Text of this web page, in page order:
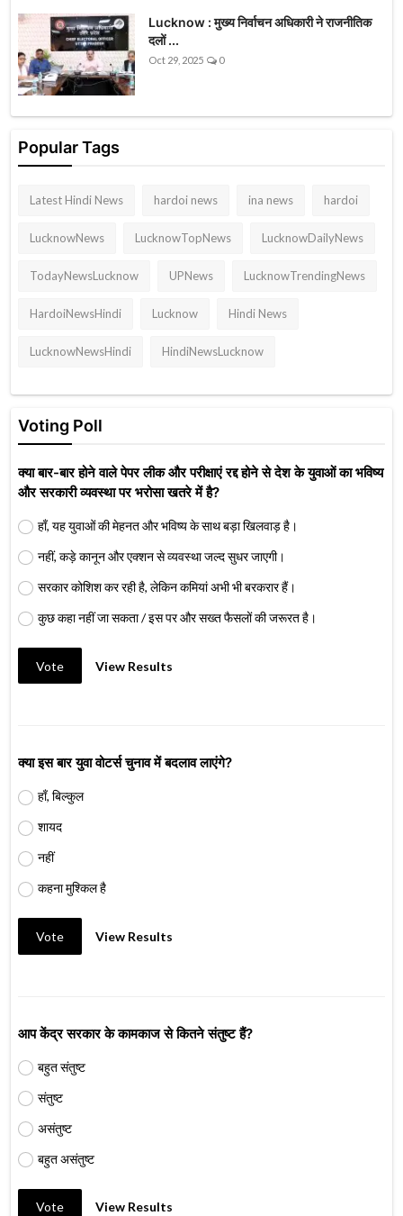
Lucknow : मुख्य निर्वाचन अधिकारी ने राजनीतिक
दलों ...
Oct 29, 2025 0
Popular Tags
Latest Hindi News hardoi news ina news hardoi
LucknowNews LucknowTopNews LucknowDailyNews
TodayNewsLucknow UPNews LucknowTrendingNews
HardoiNewsHindi Lucknow Hindi News
LucknowNewsHindi HindiNewsLucknow
Voting Poll
क्या बार-बार होने वाले पेपर लीक और परीक्षाएं रद्द होने से देश के युवाओं का भविष्य
और सरकारी व्यवस्था पर भरोसा खतरे में है?
हाँ, यह युवाओं की मेहनत और भविष्य के साथ बड़ा खिलवाड़ है।
नहीं, कड़े कानून और एक्शन से व्यवस्था जल्द सुधर जाएगी।
सरकार कोशिश कर रही है, लेकिन कमियां अभी भी बरकरार हैं।
कुछ कहा नहीं जा सकता / इस पर और सख्त फैसलों की जरूरत है।
Vote View Results
क्या इस बार युवा वोटर्स चुनाव में बदलाव लाएंगे?
हाँ, बिल्कुल
शायद
नहीं
कहना मुश्किल है
Vote View Results
आप केंद्र सरकार के कामकाज से कितने संतुष्ट हैं?
बहुत संतुष्ट
संतुष्ट
असंतुष्ट
बहुत असंतुष्ट
Vote View Results